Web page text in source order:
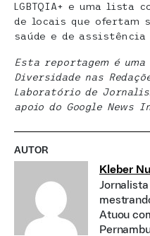
LGBTQIA+ e uma lista
de locais que ofertam
saúde e de assistência
Esta reportagem é uma
Diversidade nas
Laboratório de
apoio do Google News
AUTOR
Kleber
Atuou